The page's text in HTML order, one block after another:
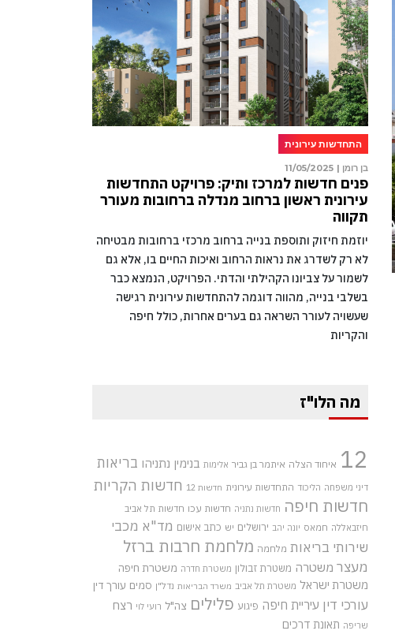
התחדשות עירונית
בן רומן | 11/05/2025
פנים חדשות למרכז ותיק: פרויקט התחדשות
עירונית ראשון ברחוב מנדלה ברחובות מעורר
תקווה
יוזמת חיזוק ותוספת בנייה ברחוב מרכזי ברחובות מבטיחה
לא רק לשדרג את נראות הרחוב ואיכות החיים בו, אלא גם
לשמור על צביונו הקהילתי והדתי. הפרויקט, הנמצא כבר
בשלבי בנייה, מהווה דוגמה להתחדשות עירונית רגישה
שעשויה לעורר השראה גם בערים אחרות, כולל חיפה
והקריות
מה הלו"ז
12 איחוד הצלה איתמר בן גביר אלימות בנימין נתניהו בריאות
דיני משפחה הליכוד התחדשות עירונית חדשות 12 חדשות הקריות
חדשות חיפה חדשות נתניה חדשות עכו חדשות תל אביב
חיזבאללה חמאס יונה יהב ירושלים יש כתב אישום מד"א מכבי
שירותי בריאות מלחמה מלחמת חרבות ברזל
מעצר משטרה משטרת זבולון משטרת חדרה משטרת חיפה
משטרת ישראל משטרת תל אביב משרד הבריאות נדל"ן סמים עורך דין
עורכי דין עיריית חיפה פיגוע פלילים צה"ל רועי לוי רצח
שריפה תאונת דרכים